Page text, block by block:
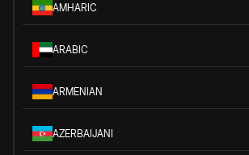
AMHARIC
ARABIC
ARMENIAN
AZERBAIJANI